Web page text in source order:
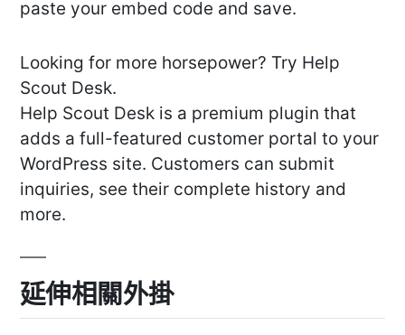
paste your embed code and save.
Looking for more horsepower? Try Help
Scout Desk.
Help Scout Desk is a premium plugin that
adds a full-featured customer portal to your
WordPress site. Customers can submit
inquiries, see their complete history and
more.
延伸相關外掛